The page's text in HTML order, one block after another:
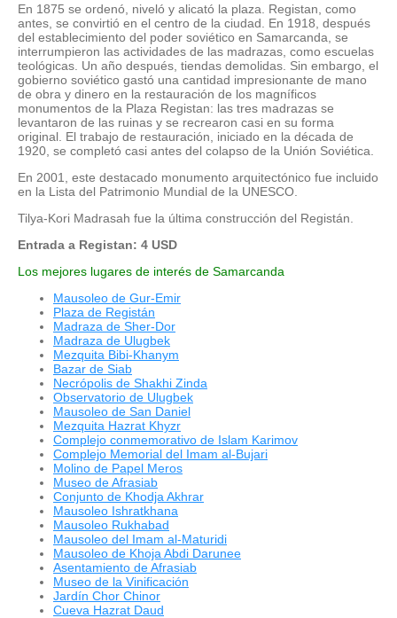
En 1875 se ordenó, niveló y alicató la plaza. Registan, como
antes, se convirtió en el centro de la ciudad. En 1918, después
del establecimiento del poder soviético en Samarcanda, se
interrumpieron las actividades de las madrazas, como escuelas
teológicas. Un año después, tiendas demolidas. Sin embargo, el
gobierno soviético gastó una cantidad impresionante de mano
de obra y dinero en la restauración de los magníficos
monumentos de la Plaza Registan: las tres madrazas se
levantaron de las ruinas y se recrearon casi en su forma
original. El trabajo de restauración, iniciado en la década de
1920, se completó casi antes del colapso de la Unión Soviética.
En 2001, este destacado monumento arquitectónico fue incluido
en la Lista del Patrimonio Mundial de la UNESCO.
Tilya-Kori Madrasah fue la última construcción del Registán.
Entrada a Registan: 4 USD
Los mejores lugares de interés de Samarcanda
Mausoleo de Gur-Emir
Plaza de Registán
Madraza de Sher-Dor
Madraza de Ulugbek
Mezquita Bibi-Khanym
Bazar de Siab
Necrópolis de Shakhi Zinda
Observatorio de Ulugbek
Mausoleo de San Daniel
Mezquita Hazrat Khyzr
Complejo conmemorativo de Islam Karimov
Complejo Memorial del Imam al-Bujari
Molino de Papel Meros
Museo de Afrasiab
Conjunto de Khodja Akhrar
Mausoleo Ishratkhana
Mausoleo Rukhabad
Mausoleo del Imam al-Maturidi
Mausoleo de Khoja Abdi Darunee
Asentamiento de Afrasiab
Museo de la Vinificación
Jardín Chor Chinor
Cueva Hazrat Daud